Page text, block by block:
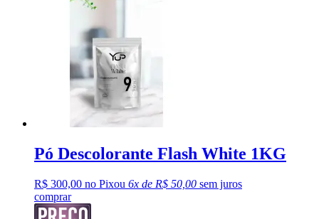
Pó Descolorante Flash White 1KG
R$ 300,00 no Pixou 6x de R$ 50,00 sem juros
comprar